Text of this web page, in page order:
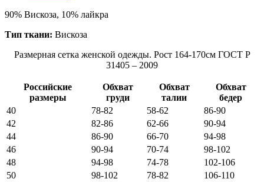
90% Вискоза, 10% лайкра
Тип ткани: Вискоза
Размерная сетка женской одежды. Рост 164-170см ГОСТ Р
31405 – 2009
Российские
размеры
Обхват
груди
Обхват
талии
Обхват
бедер
40
78-82 58-62
86-90
42
82-86 62-66
90-94
44
86-90 66-70
94-98
46
90-94 70-74
98-102
48
94-98 74-78
102-106
50
98-102 78-82
106-110